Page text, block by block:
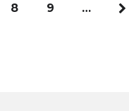
8 9 …